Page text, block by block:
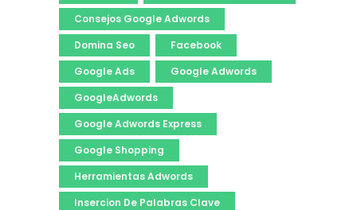
Consejos Google Adwords
Domina Seo
Facebook
Google Ads
Google Adwords
GoogleAdwords
Google Adwords Express
Google Shopping
Herramientas Adwords
Insercion De Palabras Clave